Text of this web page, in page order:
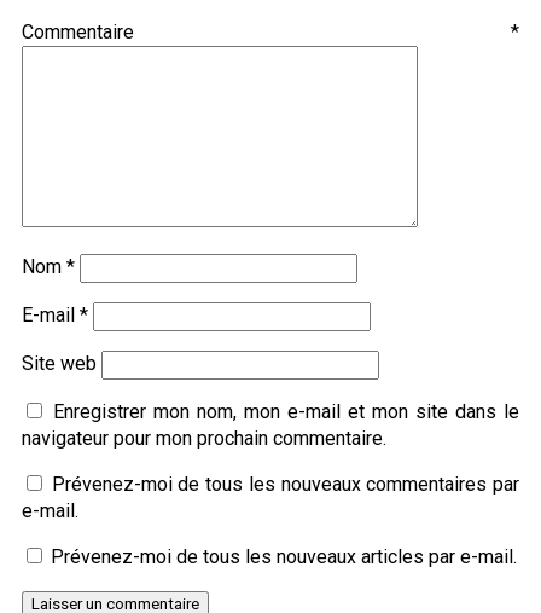
Commentaire *
Nom *
E-mail *
Site web
Enregistrer mon nom, mon e-mail et mon site dans le
navigateur pour mon prochain commentaire.
Prévenez-moi de tous les nouveaux commentaires par
e-mail.
Prévenez-moi de tous les nouveaux articles par e-mail.